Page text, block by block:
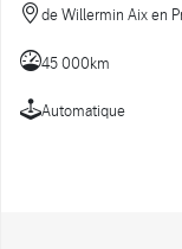
de Willermin Aix en
45 000km
Automatique